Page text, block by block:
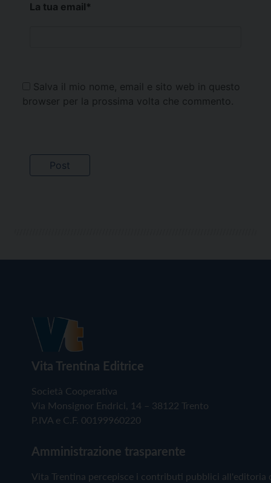
La tua email*
Salva il mio nome, email e sito web in questo
browser per la prossima volta che commento.
Vita Trentina Editrice
Società Cooperativa
Via Monsignor Endrici, 14 – 38122 Trento
P.IVA e C.F. 00199960220
Amministrazione trasparente
Vita Trentina percepisce i contributi pubblici all'editoria